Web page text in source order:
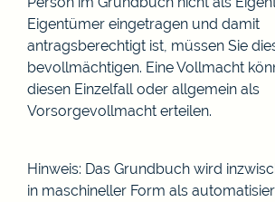
Eigentümer eingetragen und damit
antragsberechtigt ist, müssen Sie
bevollmächtigen. Eine Vollmacht
diesen Einzelfall oder allgemein als
Vorsorgevollmacht erteilen.
Hinweis: Das Grundbuch wird
in maschineller Form als